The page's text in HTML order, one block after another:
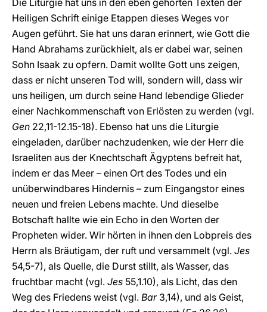
Die Liturgie hat uns in den eben gehörten Texten der
Heiligen Schrift einige Etappen dieses Weges vor
Augen geführt. Sie hat uns daran erinnert, wie Gott die
Hand Abrahams zurückhielt, als er dabei war, seinen
Sohn Isaak zu opfern. Damit wollte Gott uns zeigen,
dass er nicht unseren Tod will, sondern will, dass wir
uns heiligen, um durch seine Hand lebendige Glieder
einer Nachkommenschaft von Erlösten zu werden (vgl.
Gen 22,11-12.15-18). Ebenso hat uns die Liturgie
eingeladen, darüber nachzudenken, wie der Herr die
Israeliten aus der Knechtschaft Ägyptens befreit hat,
indem er das Meer – einen Ort des Todes und ein
unüberwindbares Hindernis – zum Eingangstor eines
neuen und freien Lebens machte. Und dieselbe
Botschaft hallte wie ein Echo in den Worten der
Propheten wider. Wir hörten in ihnen den Lobpreis des
Herrn als Bräutigam, der ruft und versammelt (vgl. Jes
54,5-7), als Quelle, die Durst stillt, als Wasser, das
fruchtbar macht (vgl. Jes 55,1.10), als Licht, das den
Weg des Friedens weist (vgl. Bar3,14), und als Geist,